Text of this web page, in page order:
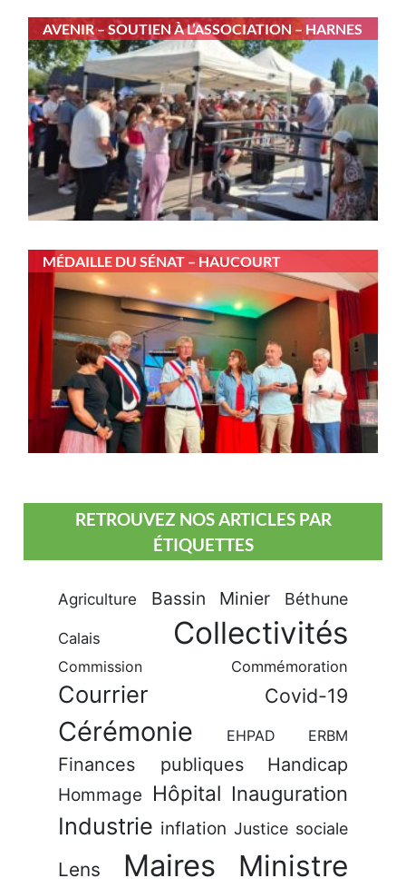
AVENIR – SOUTIEN À L’ASSOCIATION – HARNES
MÉDAILLE DU SÉNAT – HAUCOURT
RETROUVEZ NOS ARTICLES PAR
ÉTIQUETTES
Agriculture Bassin Minier Béthune
Calais Collectivités
Commission Commémoration
Courrier Covid-19
Cérémonie EHPAD ERBM
Finances publiques Handicap
Hommage Hôpital Inauguration
Industrie inflation Justice sociale
Lens Maires Ministre